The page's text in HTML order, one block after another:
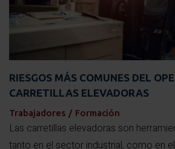
RIESGOS MÁS COMUNES DEL
CARRETILLAS ELEVADORAS
Trabajadores / Formación
Las carretillas elevadoras son
tanto en el sector industrial, como en